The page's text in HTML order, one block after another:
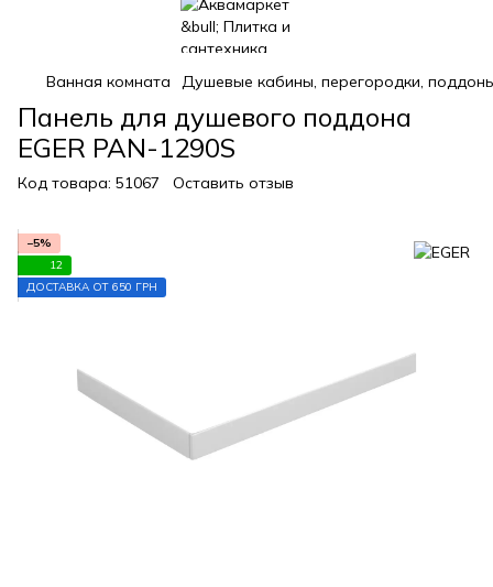
Ванная комната Душевые кабины, перегородки,
Панель для душевого поддона
EGER PAN-1290S
Код товара: 51067 Оставить отзыв
−5%
12
ДОСТАВКА ОТ 650 ГРН